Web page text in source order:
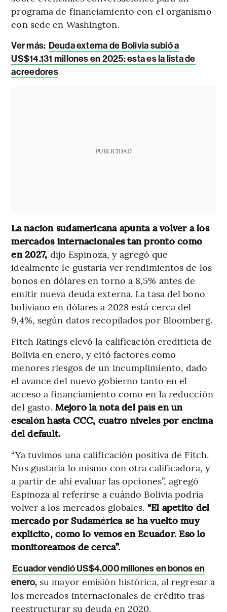
programa de financiamiento con el organismo
con sede en Washington.
Ver más: Deuda externa de Bolivia subió a
US$14.131 millones en 2025: esta es la lista de
acreedores
PUBLICIDAD
La nación sudamericana apunta a volver a los
mercados internacionales tan pronto como
en 2027, dijo Espinoza, y agregó que
idealmente le gustaría ver rendimientos de los
bonos en dólares en torno a 8,5% antes de
emitir nueva deuda externa. La tasa del bono
boliviano en dólares a 2028 está cerca del
9,4%, según datos recopilados por Bloomberg.
Fitch Ratings elevó la calificación crediticia de
Bolivia en enero, y citó factores como
menores riesgos de un incumplimiento, dado
el avance del nuevo gobierno tanto en el
acceso a financiamiento como en la reducción
del gasto. Mejoró la nota del país en un
escalón hasta CCC, cuatro niveles por encima
del default.
“Ya tuvimos una calificación positiva de Fitch.
Nos gustaría lo mismo con otra calificadora, y
a partir de ahí evaluar las opciones”, agregó
Espinoza al referirse a cuándo Bolivia podría
volver a los mercados globales. “El apetito del
mercado por Sudamérica se ha vuelto muy
explicito, como lo vemos en Ecuador. Eso lo
monitoreamos de cerca”.
Ecuador vendió US$4.000 millones en bonos en
enero, su mayor emisión histórica, al regresar a
los mercados internacionales de crédito tras
reestructurar su deuda en 2020.